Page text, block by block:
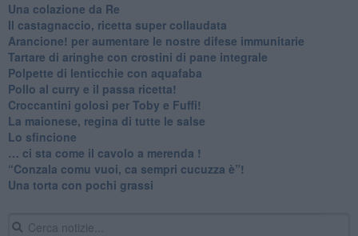
Una colazione da Re
Il castagnaccio, ricetta super collaudata
​Arancione! per aumentare le nostre difese immunitarie
Tartare di aringhe con crostini di pane integrale
Polpette di lenticchie con aquafaba
​Pollo al curry e il passa ricetta!
Croccantini golosi per Toby e Fuffi!
La maionese, regina di tutte le salse
Lo sfincione
​… ci sta come il cavolo a merenda !
“Conzala comu vuoi, ca sempri cucuzza è”!
​Una torta con pochi grassi